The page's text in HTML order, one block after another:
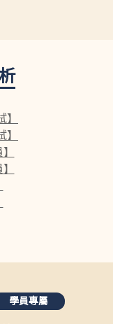
學員專屬